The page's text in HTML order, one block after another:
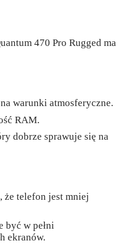
470 Pro Rugged ma
warunki atmosferyczne.
RAM.
dobrze sprawuje się na
że telefon jest mniej
być w pełni
ekranów.